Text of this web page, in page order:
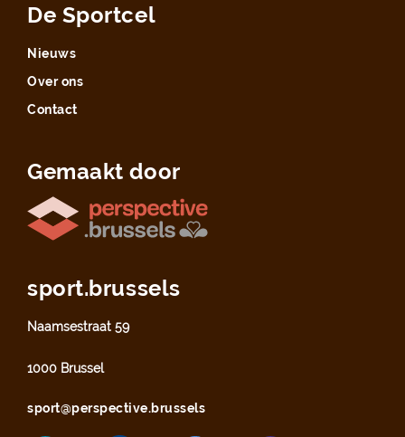
De Sportcel
Nieuws
Over ons
Contact
Gemaakt door
sport.brussels
Naamsestraat 59
1000 Brussel
sport@perspective.brussels